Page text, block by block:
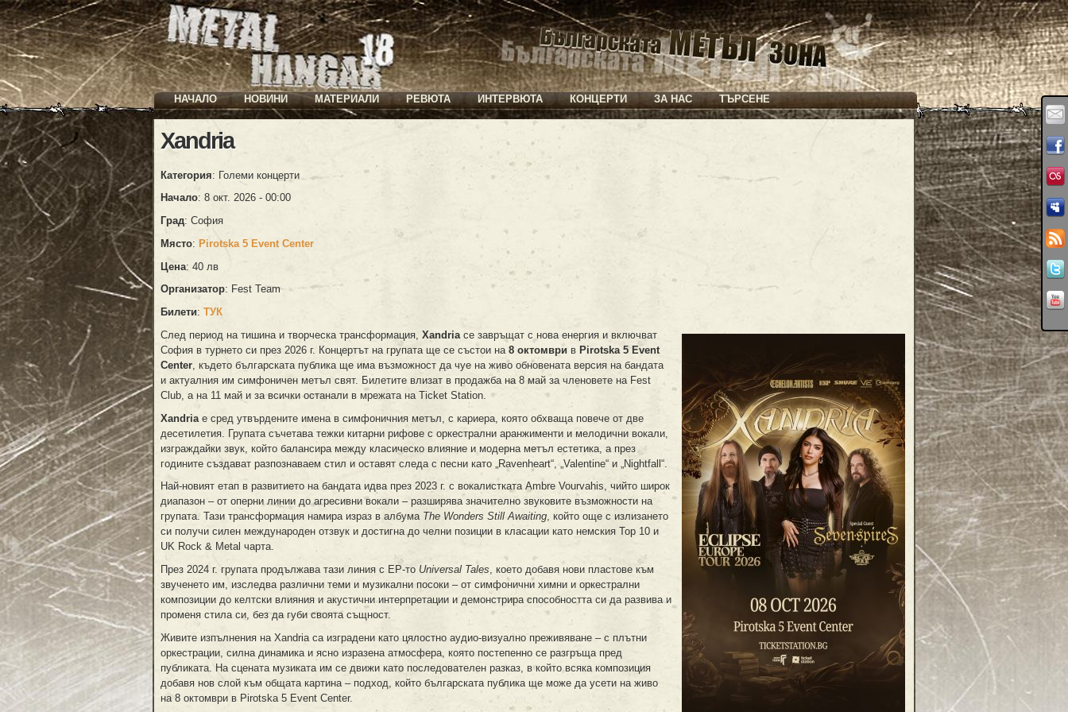
НАЧАЛО НОВИНИ МАТЕРИАЛИ РЕВЮТА ИНТЕРВЮТА КОНЦЕРТИ ЗА НАС ТЪРСЕНЕ
Xandria
Категория: Големи концерти
Начало: 8 окт. 2026 - 00:00
Град: София
Място: Pirotska 5 Event Center
Цена: 40 лв
Организатор: Fest Team
Билети: ТУК
След период на тишина и творческа трансформация, Xandria се завръщат с нова енергия и включват
София в турнето си през 2026 г. Концертът на групата ще се състои на 8 октомври в Pirotska 5 Event
Center , където българската публика ще има възможност да чуе на живо обновената версия на бандата
и актуалния им симфоничен метъл свят. Билетите влизат в продажба на 8 май за членовете на Fest
Club, а на 11 май и за всички останали в мрежата на Ticket Station.
Xandria е сред утвърдените имена в симфоничния метъл, с кариера, която обхваща повече от две
десетилетия. Групата съчетава тежки китарни рифове с оркестрални аранжименти и мелодични вокали,
изграждайки звук, който балансира между класическо влияние и модерна метъл естетика, а през
годините създават разпознаваем стил и оставят следа с песни като „Ravenheart“, „Valentine“ и „Nightfall“.
Най-новият етап в развитието на бандата идва през 2023 г. с вокалистката Ambre Vourvahis, чийто широк
диапазон – от оперни линии до агресивни вокали – разширява значително звуковите възможности на
групата. Тази трансформация намира израз в албума The Wonders Still Awaiting, който още с излизането
си получи силен международен отзвук и достигна до челни позиции в класации като немския Top 10 и
UK Rock & Metal чарта.
През 2024 г. групата продължава тази линия с EP-то Universal Tales, което добавя нови пластове към
звученето им, изследва различни теми и музикални посоки – от симфонични химни и оркестрални
композиции до келтски влияния и акустични интерпретации и демонстрира способността си да развива и
променя стила си, без да губи своята същност.
Живите изпълнения на Xandria са изградени като цялостно аудио-визуално преживяване – с плътни
оркестрации, силна динамика и ясно изразена атмосфера, която постепенно се разгръща пред
публиката. На сцената музиката им се движи като последователен разказ, в който всяка композиция
добавя нов слой към общата картина – подход, който българската публика ще може да усети на живо
на 8 октомври в Pirotska 5 Event Center.